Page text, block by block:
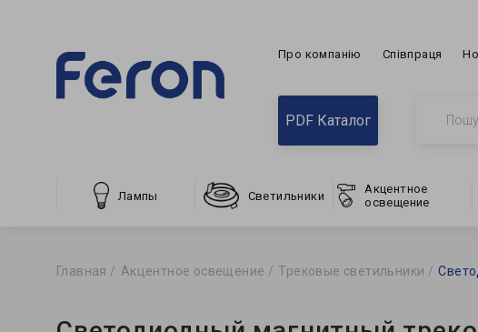
Про компанію Співпраця
PDF Каталог
Лампы Светильники
Акцентное
освещение
Главная Акцентное освещение Трековые светильники